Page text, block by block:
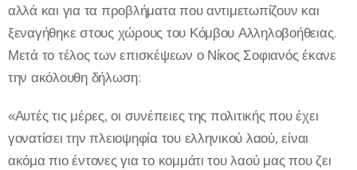
αλλά και για τα προβλήματα που αντιμετωπίζουν και
ξεναγήθηκε στους χώρους του Κόμβου Αλληλοβοήθειας.
Μετά το τέλος των επισκέψεων ο Νίκος Σοφιανός έκανε
την ακόλουθη δήλωση:
«Αυτές τις μέρες, οι συνέπειες της πολιτικής που έχει
γονατίσει την πλειοψηφία του ελληνικού λαού, είναι
ακόμα πιο έντονες για το κομμάτι του λαού μας που ζει